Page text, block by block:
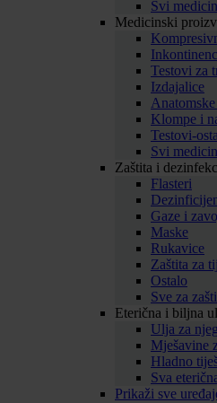
Svi
Medicinski
Testovi za
Izdajalice
Klompe i
Testovi-
Svi
Zaštita i
Flasteri
Gaze i
Maske
Rukavice
Zaštita za
Ostalo
Sve za
Eterična i biljna
Ulja za
Mješavine
Hladno
Sva
Prikaži sve